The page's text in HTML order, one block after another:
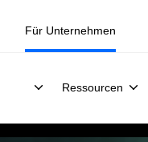
Für Unternehmen
Ressourcen